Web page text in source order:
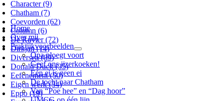
Home
Over mij
Praktijkvoorbeelden
Opa ploegt voort
Geef ons ijzerkoeken!
Eén ei is geen ei
De tocht naar Chatham
Van “Poe hee” en “Dag hoor”
Character (9)
Chatham (7)
Coevorden (62)
Column (6)
De Ruyter (72)
Dirkjan (14)
Diversen (89)
Donald Duck (35)
Eefenement (50)
Eigen werk (34)
Eppo (19)